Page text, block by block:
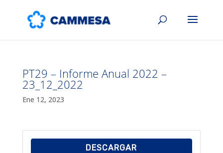
PT29 – Informe Anual 2022 –
23_12_2022
Ene 12, 2023
DESCARGAR